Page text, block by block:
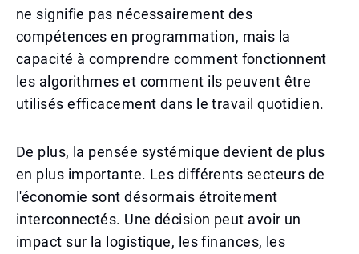
ne signifie pas nécessairement des
compétences en programmation, mais la
capacité à comprendre comment fonctionnent
les algorithmes et comment ils peuvent être
utilisés efficacement dans le travail quotidien.
De plus, la pensée systémique devient de plus
en plus importante. Les différents secteurs de
l'économie sont désormais étroitement
interconnectés. Une décision peut avoir un
impact sur la logistique, les finances, les